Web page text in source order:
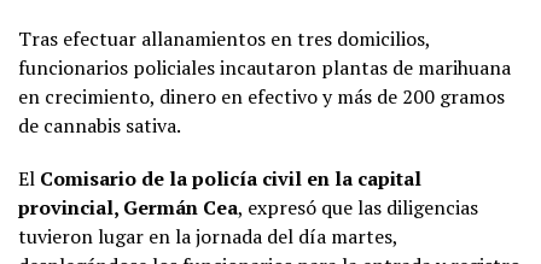
Tras efectuar allanamientos en tres domicilios,
funcionarios policiales incautaron plantas de marihuana
en crecimiento, dinero en efectivo y más de 200 gramos
de cannabis sativa.
El Comisario de la policía civil en la capital
provincial, Germán Cea, expresó que las diligencias
tuvieron lugar en la jornada del día martes,